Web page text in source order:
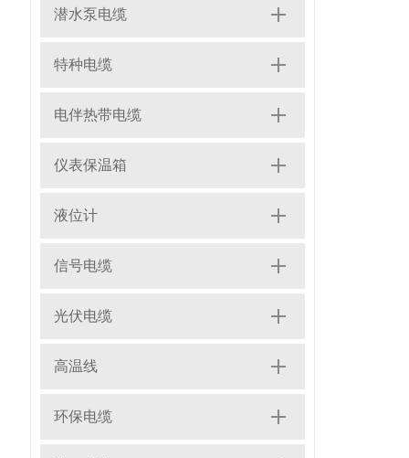
潜水泵电缆
特种电缆
电伴热带电缆
仪表保温箱
液位计
信号电缆
光伏电缆
高温线
环保电缆